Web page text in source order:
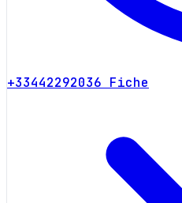
+33442292036 Fiche